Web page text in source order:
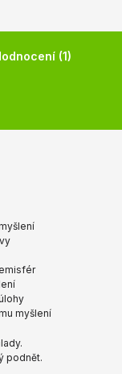
(1)
myšlení
podnět.